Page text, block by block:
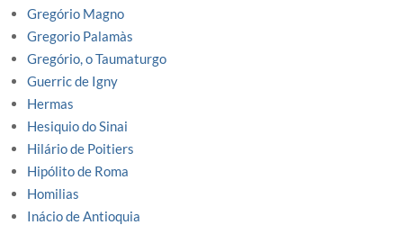
Gregório Magno
Gregorio Palamàs
Gregório, o Taumaturgo
Guerric de Igny
Hermas
Hesiquio do Sinai
Hilário de Poitiers
Hipólito de Roma
Homilias
Inácio de Antioquia